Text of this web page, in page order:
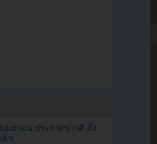
เยวอน ประกาศข่าวดี ตั้ง
ว!